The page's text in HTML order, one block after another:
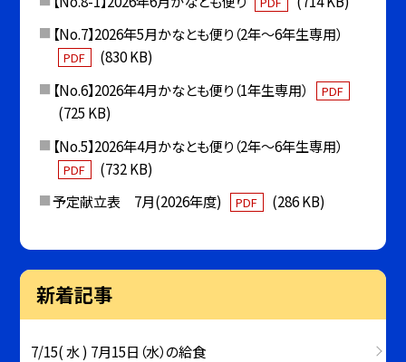
【No.7】2026年5月かなとも便り（2年〜6年生専用）
PDF
(830 KB)
【No.6】2026年4月かなとも便り（1年生専用）
PDF
(725 KB)
【No.5】2026年4月かなとも便り（2年〜6年生専用）
PDF
(732 KB)
予定献立表 7月(2026年度)
PDF (286 KB)
新着記事
7/15( 水 ) 7月15日（水）の給食